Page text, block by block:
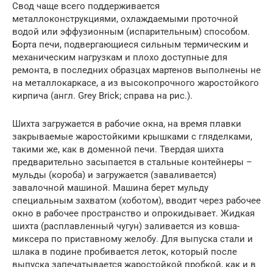
Свод чаще всего поддерживается
металлоконструкциями, охлаждаемыми проточной
водой или эффузионным (испарительным) способом.
Борта печи, подвергающиеся сильным термическим и
механическим нагрузкам и плохо доступные для
ремонта, в последних образцах мартенов выполнены не
на металлокаркасе, а из высокопрочного жаростойкого
кирпича (англ. Grey Brick; справа на рис.).
Шихта загружается в рабочие окна, на время плавки
закрываемые жаростойкими крышками с гляделками,
такими же, как в доменной печи. Твердая шихта
предварительно засыпается в стальные контейнеры –
мульды (короба) и загружается (заваливается)
завалочной машиной. Машина берет мульду
специальным захватом (хоботом), вводит через рабочее
окно в рабочее пространство и опрокидывает. Жидкая
шихта (расплавленный чугун) заливается из ковша-
миксера по приставному желобу. Для выпуска стали и
шлака в подине пробивается леток, который после
выпуска запечатывается жаростойкой пробкой, как и в